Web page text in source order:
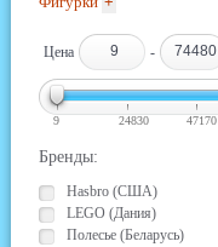
Цена -
9 24830 47170
Бренды:
Hasbro (США)
LEGO (Дания)
Полесье (Беларусь)